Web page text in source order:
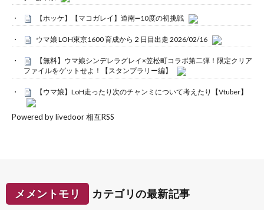
【ホッケ】【マコガレイ】道南➖10度の初挑戦
ウマ娘 LOH東京1600 育成から２日目出走 2026/02/16
【無料】ウマ娘シンデレラグレイ×笠松町コラボ第二弾！限定クリア
ファイルをゲットせよ！【スタンプラリー編】
【ウマ娘】LoH走ったり次のチャンミについて考えたり【Vtuber】
Powered by livedoor 相互RSS
メメントモリ カテゴリの最新記事